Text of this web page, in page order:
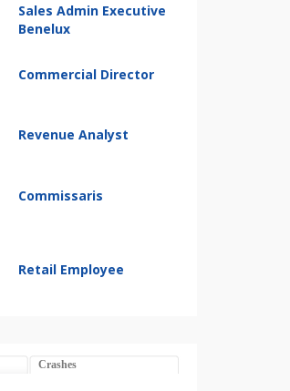
Sales Admin Executive
Benelux
Commercial Director
Revenue Analyst
Commissaris
Retail Employee
Crashes